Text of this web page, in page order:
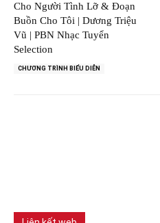
Cho Người Tình Lỡ & Đoạn
Buồn Cho Tôi | Dương Triệu
Vũ | PBN Nhạc Tuyển
Selection
CHƯƠNG TRÌNH BIỂU DIỄN